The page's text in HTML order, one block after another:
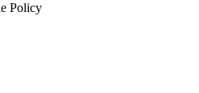
Policy